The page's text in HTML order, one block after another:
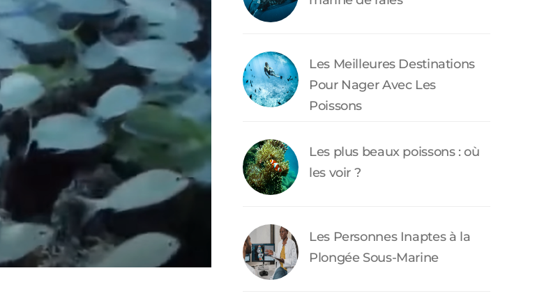
Les Meilleures Destinations
Pour Nager Avec Les
Poissons
Les plus beaux poissons : où
les voir ?
Les Personnes Inaptes à la
Plongée Sous-Marine